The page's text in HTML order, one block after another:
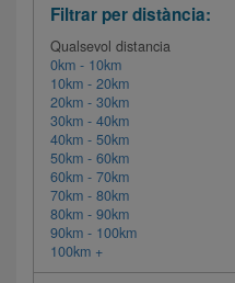
Filtrar per distància:
Qualsevol distancia
0km - 10km
10km - 20km
20km - 30km
30km - 40km
40km - 50km
50km - 60km
60km - 70km
70km - 80km
80km - 90km
90km - 100km
100km +